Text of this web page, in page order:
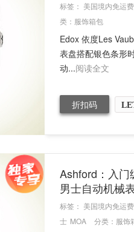
标签： 美国境内免运费
类： 服饰箱包
Edox 依度Les
表盘搭配银色条形
动...阅读全文
折扣码
Ashford：入门
男士自动机械
标签： 美国境内免运费
士 MOA 分类： 服饰